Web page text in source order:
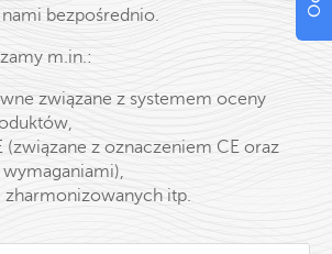
bezpośrednio.
m.in.:
związane z systemem oceny
(związane z oznaczeniem CE oraz
itp.